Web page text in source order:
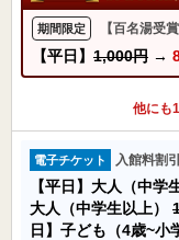
期間限定 【百名湯受
【平日】 1,000円 →
他にも
電子チケット 入館料割引
【平日】大人（中学
大人（中学生以上）
日】子ども（4歳~小